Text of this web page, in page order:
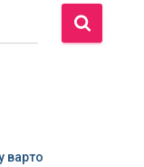
варто